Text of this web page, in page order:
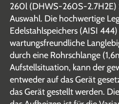
260l (DHWS-260S-2.7H2E)
Auswahl. Die hochwertige
Edelstahlspeichers (AISI
wartungsfreundliche
durch eine Rohrschlange
Aufstellsituation, kann der
entweder auf das Gerät
das Gerät gestellt werden.